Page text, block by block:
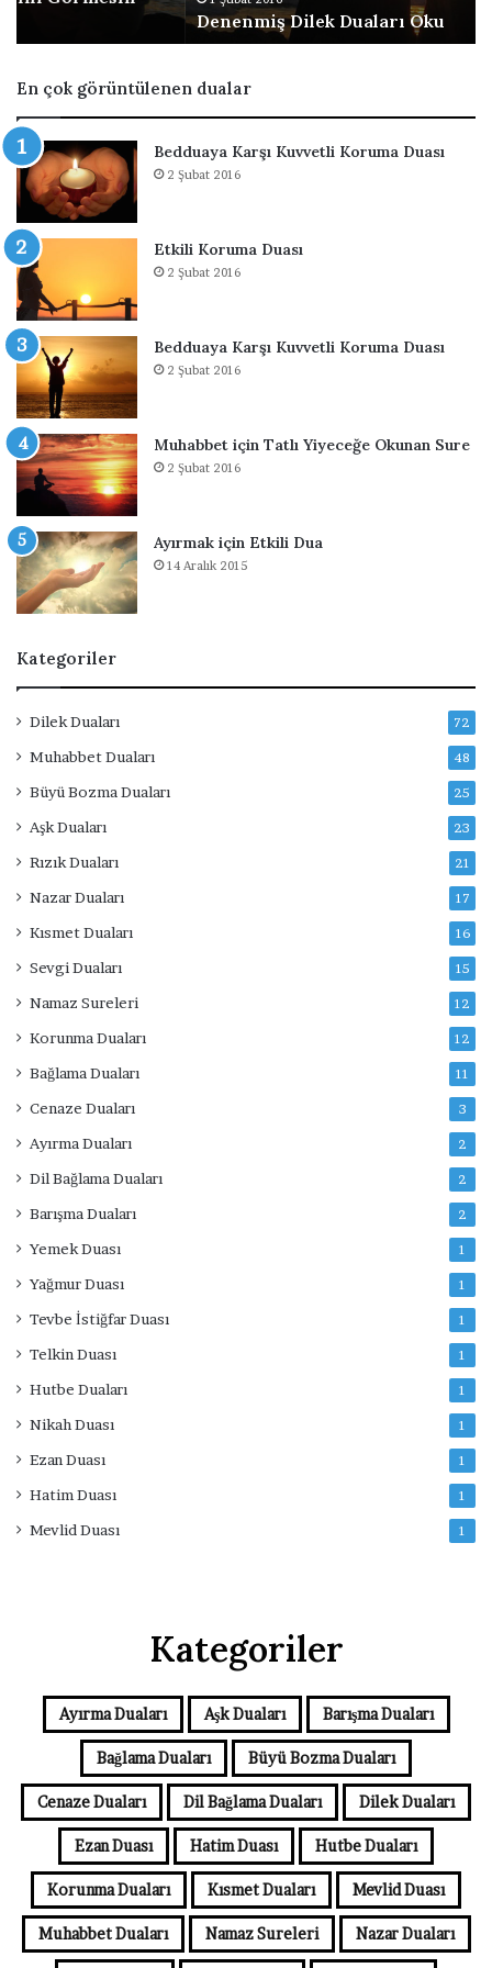
l
k
D
u
a
l
a
r
ı
O
k
u
Denenmiş Dilek Duaları Oku
En çok görüntülenen dualar
Bedduaya Karşı Kuvvetli Koruma Duası
2 Şubat 2016
Etkili Koruma Duası
2 Şubat 2016
Bedduaya Karşı Kuvvetli Koruma Duası
2 Şubat 2016
Muhabbet için Tatlı Yiyeceğe Okunan Sure
2 Şubat 2016
Ayırmak için Etkili Dua
14 Aralık 2015
Kategoriler
Dilek Duaları 72
Muhabbet Duaları 48
Büyü Bozma Duaları 25
Aşk Duaları 23
Rızık Duaları 21
Nazar Duaları 17
Kısmet Duaları 16
Sevgi Duaları 15
Namaz Sureleri 12
Korunma Duaları 12
Bağlama Duaları 11
Cenaze Duaları 3
Ayırma Duaları 2
Dil Bağlama Duaları 2
Barışma Duaları 2
Yemek Duası 1
Yağmur Duası 1
Tevbe İstiğfar Duası 1
Telkin Duası 1
Hutbe Duaları 1
Nikah Duası 1
Ezan Duası 1
Hatim Duası 1
Mevlid Duası 1
Kategoriler
Ayırma Duaları Aşk Duaları Barışma Duaları
Bağlama Duaları Büyü Bozma Duaları
Cenaze Duaları Dil Bağlama Duaları Dilek Duaları
Ezan Duası Hatim Duası Hutbe Duaları
Korunma Duaları Kısmet Duaları Mevlid Duası
Muhabbet Duaları Namaz Sureleri Nazar Duaları